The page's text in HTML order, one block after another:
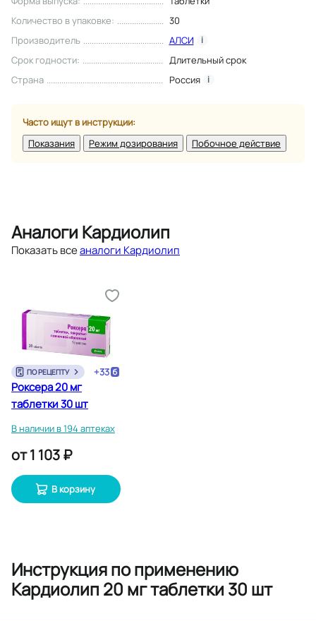
Количество в упаковке:
30
Производитель
АЛСИ i
Срок годности:
Длительный срок
Страна
Россия i
Часто ищут в инструкции:
Показания
Режим дозирования Побочное действие
Аналоги Кардиолип
Показать всеаналоги Кардиолип
ПО РЕЦЕПТУ +33
Роксера 20 мг
таблетки 30 шт
В наличии в 194 аптеках
от1 103 ₽
В корзину
Инструкция по применению
Кардиолип 20 мг таблетки 30 шт